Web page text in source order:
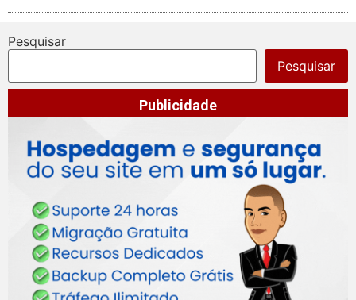
Pesquisar
Pesquisar
Publicidade